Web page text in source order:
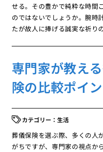
せる。その豊かで純粋な時間
のではないでしょうか。腕時
たが故人に捧げる誠実な祈り
専門家が教え
険の比較ポイ
生活
葬儀保険を選ぶ際、多くの人
がちですが、専門家の視点か